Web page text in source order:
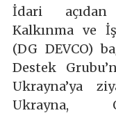
İdari açıdan
Kalkınma ve
(DG DEVCO)
Destek
Ukrayna’ya
Ukrayna,